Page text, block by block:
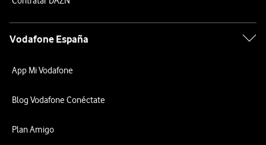
Vodafone España
App Mi Vodafone
Blog Vodafone Conéctate
Plan Amigo